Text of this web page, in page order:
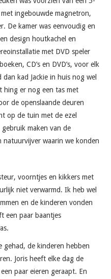
ingebouwde magnetron,
De kamer was eenvoudig en
design houtkachel en
met DVD speler
CD’s en DVD’s, voor elk
kad Jackie in huis nog wel
hing er nog een tas met
de openslaande deuren
op de tuin met de ezel
maken van de
waarin we konden
voorntjes en kikkers met
niet verwarmd. Ik heb wel
en de kinderen vonden
een paar baantjes
gehad, de kinderen hebben
Joris heeft elke dag de
paar eieren geraapt. En